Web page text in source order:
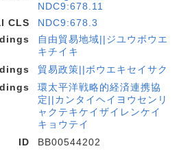
NDC9:678.11
CLS
NDC9:678.3
自由貿易地域||ジユウボウエ
キチイキ
貿易政策||ボウエキセイサク
環太平洋戦略的経済連携協
定||カンタイヘイヨウセンリ
ャクテキケイザイレンケイ
キョウテイ
ID
BB00544202